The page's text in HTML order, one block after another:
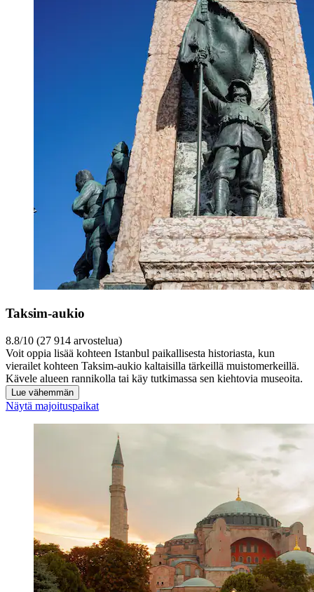
Taksim-aukio
8.8/10 (27 914 arvostelua)
Voit oppia lisää kohteen Istanbul paikallisesta historiasta, kun
vierailet kohteen Taksim-aukio kaltaisilla tärkeillä muistomerkeillä.
Kävele alueen rannikolla tai käy tutkimassa sen kiehtovia museoita.
Lue vähemmän
Näytä majoituspaikat